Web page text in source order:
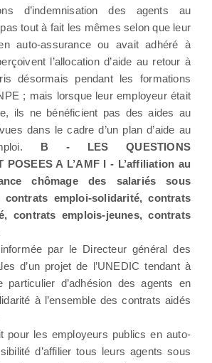
d’indemnisation des agents au
tout à fait les mêmes selon que leur
auto-assurance ou avait adhéré à
l’allocation d’aide au retour à
désormais pendant les formations
; mais lorsque leur employeur était
ils ne bénéficient pas des aides au
dans le cadre d’un plan d’aide au
B - LES QUESTIONS
POSEES A L’AMF I - L’affiliation au
chômage des salariés sous
emploi-solidarité, contrats
contrats emplois-jeunes, contrats
par le Directeur général des
d’un projet de l’UNEDIC tendant à
particulier d’adhésion des agents en
à l’ensemble des contrats aidés
pour les employeurs publics en auto-
d’affilier tous leurs agents sous